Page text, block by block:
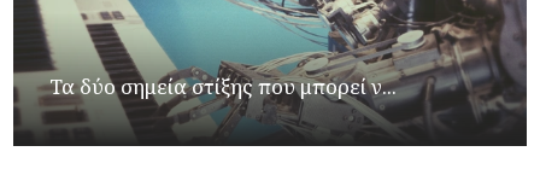
Τα δύο σημεία στίξης που μπορεί ν...